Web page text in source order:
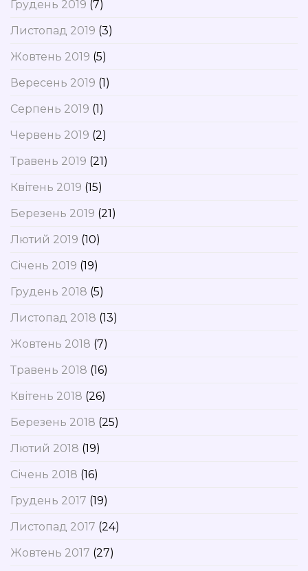
Грудень 2019 (7)
Листопад 2019 (3)
Жовтень 2019 (5)
Вересень 2019 (1)
Серпень 2019 (1)
Червень 2019 (2)
Травень 2019 (21)
Квітень 2019 (15)
Березень 2019 (21)
Лютий 2019 (10)
Січень 2019 (19)
Грудень 2018 (5)
Листопад 2018 (13)
Жовтень 2018 (7)
Травень 2018 (16)
Квітень 2018 (26)
Березень 2018 (25)
Лютий 2018 (19)
Січень 2018 (16)
Грудень 2017 (19)
Листопад 2017 (24)
Жовтень 2017 (27)